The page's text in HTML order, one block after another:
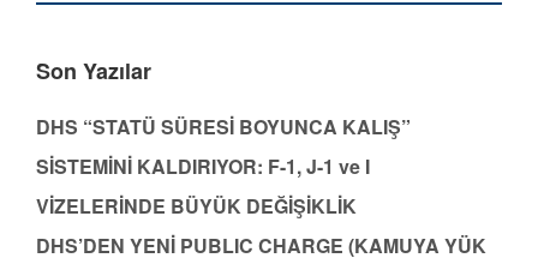
Son Yazılar
DHS “STATÜ SÜRESİ BOYUNCA KALIŞ”
SİSTEMİNİ KALDIRIYOR: F-1, J-1 ve I
VİZELERİNDE BÜYÜK DEĞİŞİKLİK
DHS’DEN YENİ PUBLIC CHARGE (KAMUYA YÜK